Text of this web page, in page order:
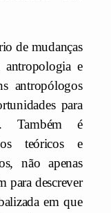
de mudanças
e
antropólogos
para
Também é
teóricos e
não apenas
para descrever
em que